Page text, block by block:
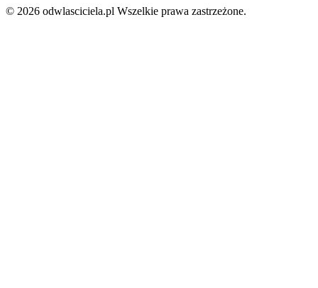
© 2026 odwlasciciela.pl Wszelkie prawa zastrzeżone.